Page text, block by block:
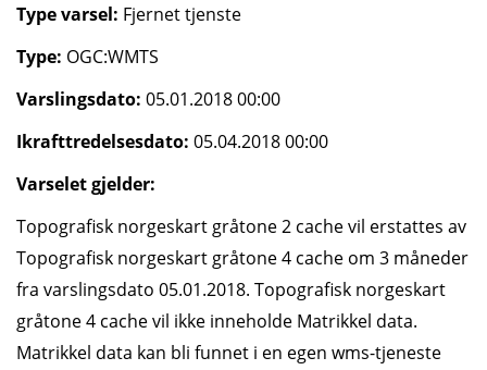
Type varsel: Fjernet tjenste
Type: OGC:WMTS
Varslingsdato: 05.01.2018 00:00
Ikrafttredelsesdato: 05.04.2018 00:00
Varselet gjelder:
Topografisk norgeskart gråtone 2 cache vil erstattes av
Topografisk norgeskart gråtone 4 cache om 3 måneder
fra varslingsdato 05.01.2018. Topografisk norgeskart
gråtone 4 cache vil ikke inneholde Matrikkel data.
Matrikkel data kan bli funnet i en egen wms-tjeneste